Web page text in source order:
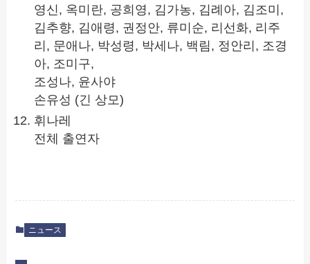
영신, 옥미란, 공희영, 김가농, 김례아, 김조미,
김추향, 김애령, 권정안, 류미순, 리선화, 리주
리, 문애나, 박성령, 박세나, 백림, 정안리, 조경
아, 조미구,
조성나, 윤사야
손유성 (긴 상모)
휘나레
전체 출연자
ニュース